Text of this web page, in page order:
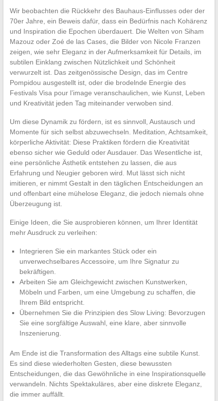
Wir beobachten die Rückkehr des Bauhaus-Einflusses oder der
70er Jahre, ein Beweis dafür, dass ein Bedürfnis nach Kohärenz
und Inspiration die Epochen überdauert. Die Welten von Siham
Mazouz oder Zoé de las Cases, die Bilder von Nicole Franzen
zeigen, wie sehr Eleganz in der Aufmerksamkeit für Details, im
subtilen Einklang zwischen Nützlichkeit und Schönheit
verwurzelt ist. Das zeitgenössische Design, das im Centre
Pompidou ausgestellt ist, oder die brodelnde Energie des
Festivals Visa pour l’image veranschaulichen, wie Kunst, Leben
und Kreativität jeden Tag miteinander verwoben sind.
Um diese Dynamik zu fördern, ist es sinnvoll, Austausch und
Momente für sich selbst abzuwechseln. Meditation, Achtsamkeit,
körperliche Aktivität: Diese Praktiken fördern die Kreativität
ebenso sicher wie Geduld oder Ausdauer. Das Wesentliche ist,
eine persönliche Ästhetik entstehen zu lassen, die aus
Erfahrung und Neugier geboren wird. Mut lässt sich nicht
imitieren, er nimmt Gestalt in den täglichen Entscheidungen an
und offenbart eine mühelose Eleganz, die jedoch niemals ohne
Überzeugung ist.
Einige Ideen, die Sie ausprobieren können, um Ihrer Identität
mehr Ausdruck zu verleihen:
Integrieren Sie ein markantes Stück oder ein
unverwechselbares Accessoire, um Ihre Signatur zu
bekräftigen.
Arbeiten Sie am Gleichgewicht zwischen Kunstwerken,
Möbeln und Farben, um eine Umgebung zu schaffen, die
Ihrem Bild entspricht.
Übernehmen Sie die Prinzipien des Slow Living: Bevorzugen
Sie eine sorgfältige Auswahl, eine klare, aber sinnvolle
Inszenierung.
Am Ende ist die Transformation des Alltags eine subtile Kunst.
Es sind diese wiederholten Gesten, diese bewussten
Entscheidungen, die das Gewöhnliche in eine Inspirationsquelle
verwandeln. Nichts Spektakuläres, aber eine diskrete Eleganz,
die immer auffällt.